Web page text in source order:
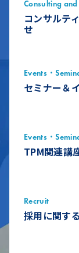
Consulting and
コンサルテ
せ
Events・
セミナー＆
Events・
TPM関連講
Recruit
採用に関す